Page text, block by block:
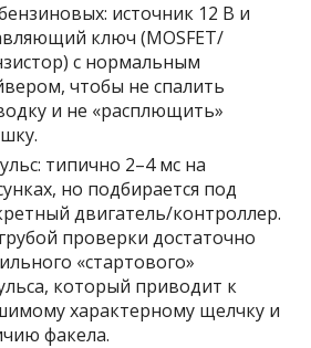
источник 12 В и
ключ (MOSFET/
с нормальным
чтобы не спалить
и не «расплющить»
типично 2–4 мс на
но подбирается под
двигатель/контроллер.
проверки достаточно
«стартового»
который приводит к
характерному щелчку и
факела.